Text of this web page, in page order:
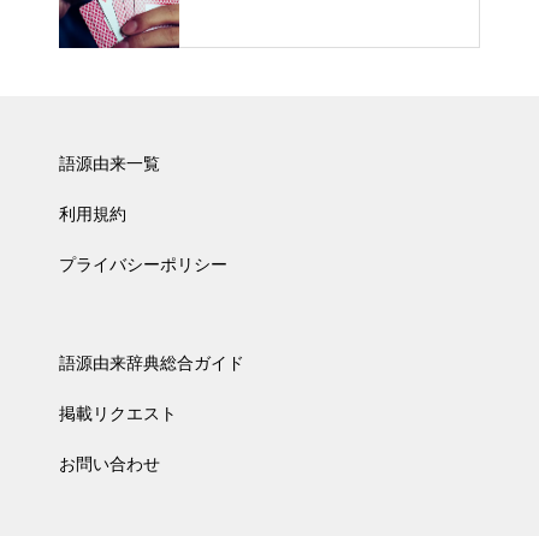
語源由来一覧
利用規約
プライバシーポリシー
語源由来辞典総合ガイド
掲載リクエスト
お問い合わせ